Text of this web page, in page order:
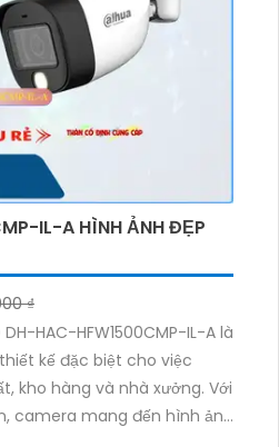
IL-A HÌNH ẢNH ĐẸP
₫
HAC-HFW1500CMP-IL-A là
kế đặc biệt cho việc
kho hàng và nhà xưởng. Với
camera mang đến hình ảnh